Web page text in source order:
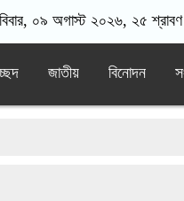
০৯ অগাস্ট ২০২৬, ২৫ শ্রাবণ
জাতীয় বিনোদন